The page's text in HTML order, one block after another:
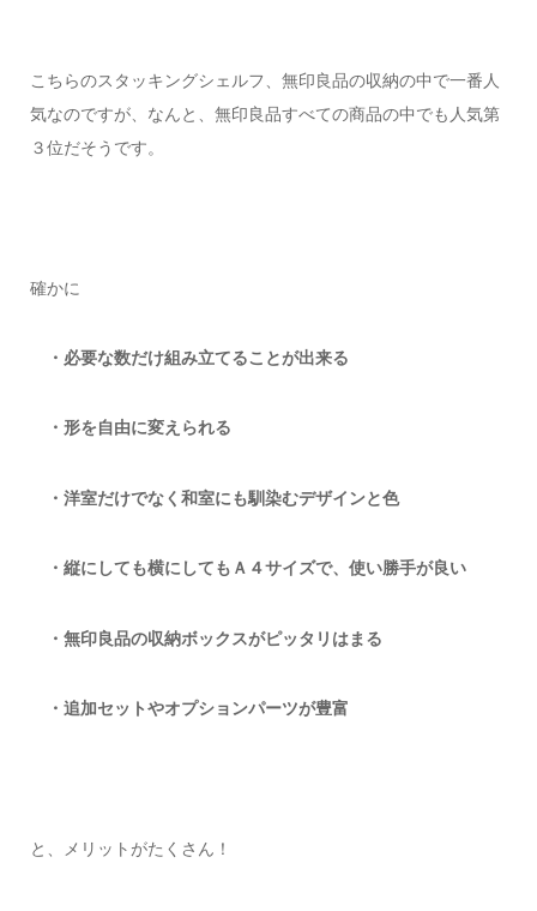
こちらのスタッキングシェルフ、無印良品の収納の中で一番人
気なのですが、なんと、無印良品すべての商品の中でも人気第
３位だそうです。
確かに
・必要な数だけ組み立てることが出来る
・形を自由に変えられる
・洋室だけでなく和室にも馴染むデザインと色
・縦にしても横にしてもＡ４サイズで、使い勝手が良い
・無印良品の収納ボックスがピッタリはまる
・追加セットやオプションパーツが豊富
と、メリットがたくさん！